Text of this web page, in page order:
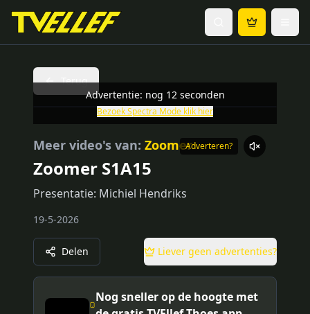
Terug
Adverteren?
Advertentie: nog 12seconden
BezoekSpectra Mode klik hier
Meer video's van: Zoomer
Zoomer S1A15
Presentatie: Michiel Hendriks
19-5-2026
Delen Liever geen advertenties?
Nog sneller op de hoogte met